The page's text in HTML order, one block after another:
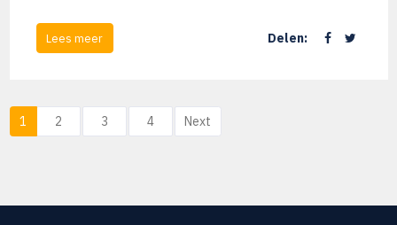
Lees meer Delen:
1 2 3 4 Next